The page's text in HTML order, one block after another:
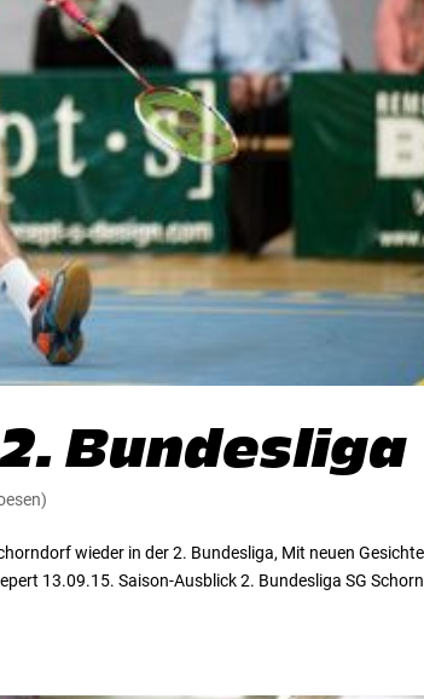
Bundesliga
wieder in der 2. Bundesliga, Mit neuen
13.09.15. Saison-Ausblick 2. Bundesliga SG